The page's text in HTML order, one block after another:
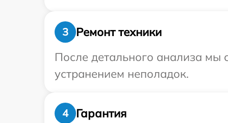
3
Ремонт техники
После детального анализа мы
устранением неполадок.
4
Гарантия